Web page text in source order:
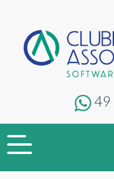
49
Toggle
navigation